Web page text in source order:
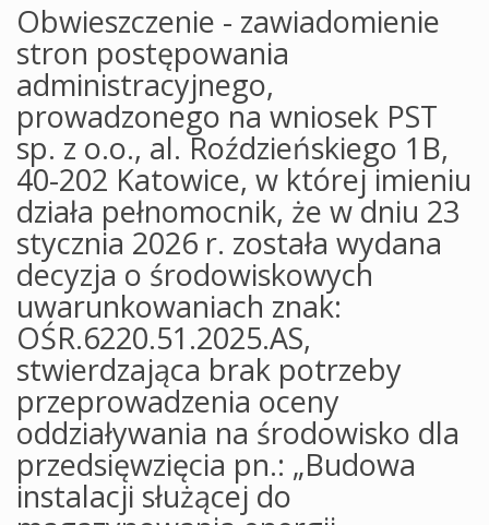
Obwieszczenie - zawiadomienie
stron postępowania
administracyjnego,
prowadzonego na wniosek PST
sp. z o.o., al. Roździeńskiego 1B,
40-202 Katowice, w której imieniu
działa pełnomocnik, że w dniu 23
stycznia 2026 r. została wydana
decyzja o środowiskowych
uwarunkowaniach znak:
OŚR.6220.51.2025.AS,
stwierdzająca brak potrzeby
przeprowadzenia oceny
oddziaływania na środowisko dla
przedsięwzięcia pn.: „Budowa
instalacji służącej do